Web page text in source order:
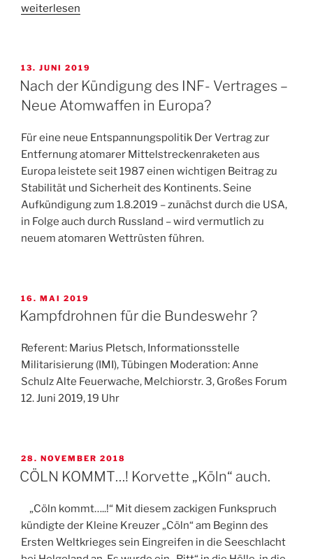
„Antikriegstag
Films
„Der
Aufenthalt“
Odeon-
Kino“
weiterlesen
VERÖFFENTLICHT
AM
13. JUNI 2019
Nach der Kündigung des INF- Vertrages –
Neue Atomwaffen in Europa?
Für eine neue Entspannungspolitik Der Vertrag zur
Entfernung atomarer Mittelstreckenraketen aus
Europa leistete seit 1987 einen wichtigen Beitrag zu
Stabilität und Sicherheit des Kontinents. Seine
Aufkündigung zum 1.8.2019 – zunächst durch die USA,
in Folge auch durch Russland – wird vermutlich zu
neuem atomaren Wettrüsten führen.
VERÖFFENTLICHT
AM
16. MAI 2019
Kampfdrohnen für die Bundeswehr ?
Referent: Marius Pletsch, Informationsstelle
Militarisierung (IMI), Tübingen Moderation: Anne
Schulz Alte Feuerwache, Melchiorstr. 3, Großes Forum
12. Juni 2019, 19 Uhr
VERÖFFENTLICHT
AM
28. NOVEMBER 2018
CÖLN KOMMT…! Korvette „Köln“ auch.
„Cöln kommt…..!“ Mit diesem zackigen Funkspruch
kündigte der Kleine Kreuzer „Cöln“ am Beginn des
Ersten Weltkrieges sein Eingreifen in die Seeschlacht